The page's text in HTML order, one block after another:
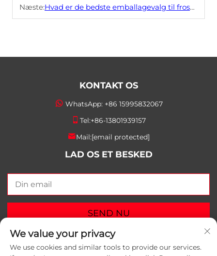
Næste:Hvad er de bedste emballagevalg til frosne dumplings?
KONTAKT OS
WhatsApp: +86 15995832067
Tel:+86-13801939157
Mail:[email protected]
LAD OS ET BESKED
SEND NU
We value your privacy
We use cookies and similar tools to provide our services.